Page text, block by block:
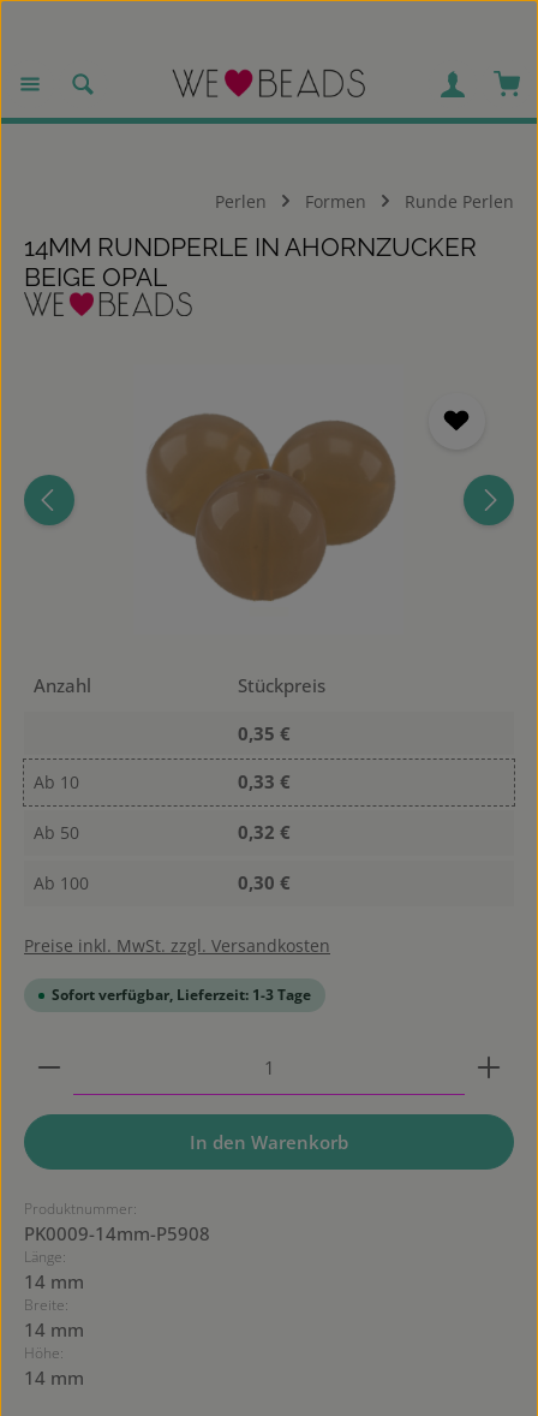
Perlen Formen Runde Perlen
14MM RUNDPERLE IN AHORNZUCKER
BEIGE OPAL
Anzahl
Stückpreis
0,35 €
Ab 10 0,33 €
Ab 50 0,32 €
Ab 100 0,30 €
Preise inkl. MwSt. zzgl. Versandkosten
Sofort verfügbar, Lieferzeit: 1-3 Tage
Produkt Anzahl: Gib den gewünschten Wert ein
In den Warenkorb
Produktnummer:
PK0009-14mm-P5908
Länge:
14 mm
Breite:
14 mm
Höhe:
14 mm